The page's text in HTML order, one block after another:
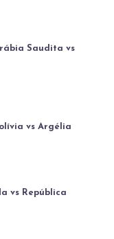
Saudita vs
vs Argélia
vs República